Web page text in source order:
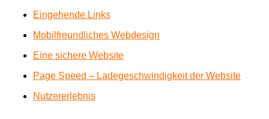
Eingehende Links
Mobilfreundliches Webdesign
Eine sichere Website
Page Speed – Ladegeschwindigkeit der Website
Nutzererlebnis